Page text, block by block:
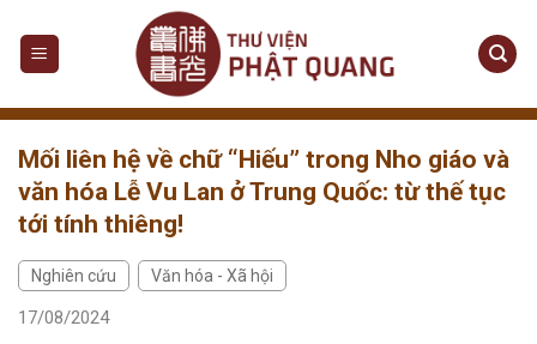
content
Mối liên hệ về chữ “Hiếu” trong Nho giáo và
văn hóa Lễ Vu Lan ở Trung Quốc: từ thế tục
tới tính thiêng!
Nghiên cứu Văn hóa - Xã hội
17/08/2024